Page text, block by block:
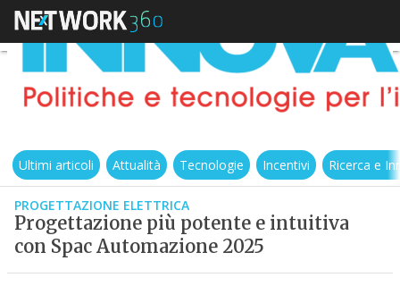
Ultimi articoli Attualità Tecnologie Incentivi Ricerca e
PROGETTAZIONE ELETTRICA
Progettazione più potente e intuitiva
con Spac Automazione 2025